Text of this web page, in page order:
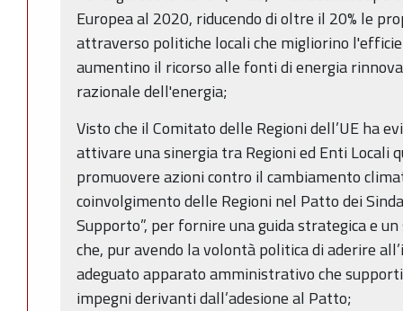
Europea al 2020, riducendo di oltre il 20% le
attraverso politiche locali che migliorino
aumentino il ricorso alle fonti di energia
razionale dell'energia;
Visto che il Comitato delle Regioni dell’UE ha
attivare una sinergia tra Regioni ed Enti Locali
promuovere azioni contro il cambiamento
coinvolgimento delle Regioni nel Patto dei
Supporto”, per fornire una guida strategica e
che, pur avendo la volontà politica di aderire
adeguato apparato amministrativo che
impegni derivanti dall’adesione al Patto;